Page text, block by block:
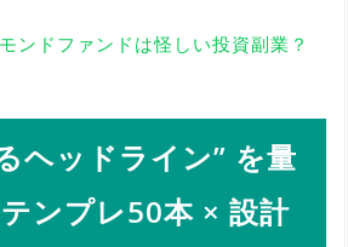
ンドファンドは怪しい投資副業？
ヘッドライン” を量
ンプレ50本 × 設計